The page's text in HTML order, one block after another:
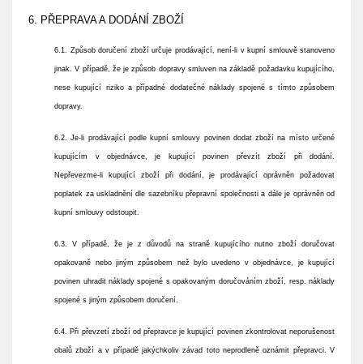
6. PŘEPRAVA A DODÁNÍ ZBOŽÍ
6.1. Způsob doručení zboží určuje prodávající, není-li v kupní smlouvě stanoveno
jinak. V případě, že je způsob dopravy smluven na základě požadavku kupujícího,
nese kupující riziko a případné dodatečné náklady spojené s tímto způsobem
dopravy.
6.2. Je-li prodávající podle kupní smlouvy povinen dodat zboží na místo určené
kupujícím v objednávce, je kupující povinen převzít zboží při dodání.
Nepřevezme-li kupující zboží při dodání, je prodávající oprávněn požadovat
poplatek za uskladnění dle sazebníku přepravní společnosti a dále je oprávněn od
kupní smlouvy odstoupit.
6.3. V případě, že je z důvodů na straně kupujícího nutno zboží doručovat
opakovaně nebo jiným způsobem než bylo uvedeno v objednávce, je kupující
povinen uhradit náklady spojené s opakovaným doručováním zboží, resp. náklady
spojené s jiným způsobem doručení.
6.4. Při převzetí zboží od přepravce je kupující povinen zkontrolovat neporušenost
obalů zboží a v případě jakýchkoliv závad toto neprodleně oznámit přepravci. V